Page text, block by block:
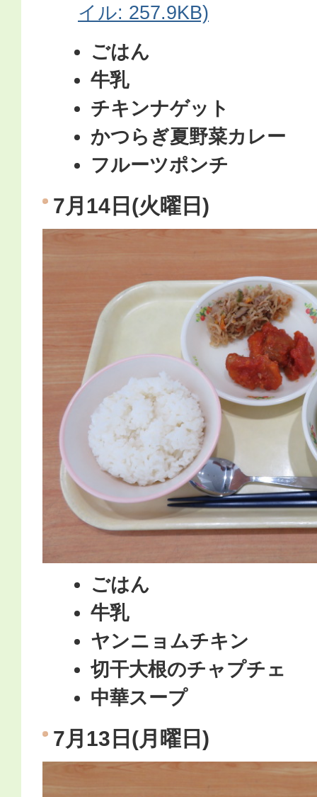
イル: 257.9KB)
ごはん
牛乳
チキンナゲット
かつらぎ夏野菜カレー
フルーツポンチ
7月14日(火曜日)
ごはん
牛乳
ヤンニョムチキン
切干大根のチャプチェ
中華スープ
7月13日(月曜日)